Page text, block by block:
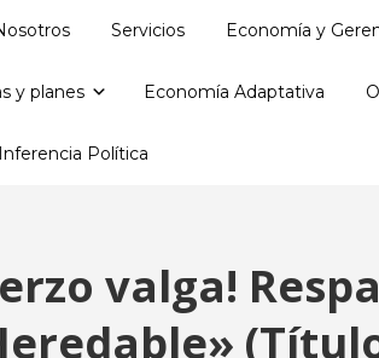
Servicios Economía y
y planes Economía Adaptativa
Política
valga!